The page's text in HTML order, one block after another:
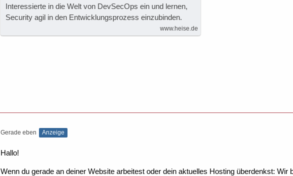
Interessierte in die Welt von DevSecOps ein und lernen,
Security agil in den Entwicklungsprozess einzubinden.
www.heise.de
Gerade eben Anzeige
Hallo!
Wenn du gerade an deiner Website arbeitest oder dein aktuelles Hosting überdenkst: